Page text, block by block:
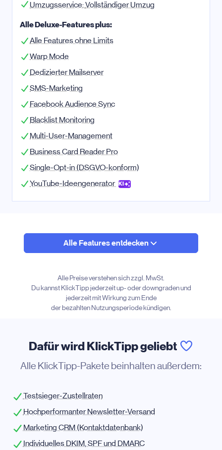
Umzugsservice:Vollständiger Umzug
Alle Deluxe-Features plus:
Alle Features ohne Limits
Warp Mode
Dedizierter Mailserver
SMS-Marketing
Facebook Audience Sync
Blacklist Monitoring
Multi-User-Management
Business Card Reader Pro
Single-Opt-in (DSGVO-konform)
YouTube-Ideengenerator
KI
Alle Features entdecken
Alle Preise verstehen sich zzgl. MwSt.
Du kannst KlickTipp jederzeit up- oder downgraden und
jederzeit mit Wirkung zum Ende
der bezahlten Nutzungsperiode kündigen.
Dafür wird KlickTipp geliebt
Alle KlickTipp-Pakete beinhalten außerdem:
Testsieger-Zustellraten
Hochperformanter Newsletter-Versand
Marketing CRM (Kontaktdatenbank)
Individuelles DKIM, SPF und DMARC